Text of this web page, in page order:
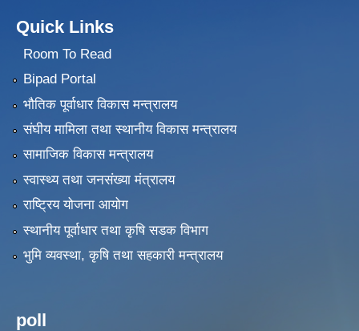
Quick Links
Room To Read
Bipad Portal
भौतिक पूर्वाधार विकास मन्त्रालय
संघीय मामिला तथा स्थानीय विकास मन्त्रालय
सामाजिक विकास मन्त्रालय
स्वास्थ्य तथा जनसंख्या मंत्रालय
राष्ट्रिय योजना आयोग
स्थानीय पूर्वाधार तथा कृषि सडक विभाग
भुमि व्यवस्था, कृषि तथा सहकारी मन्त्रालय
poll